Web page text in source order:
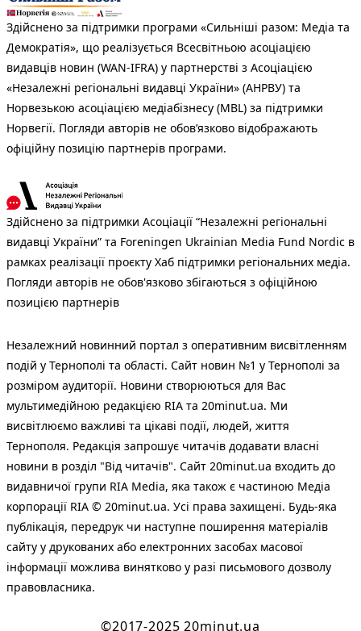
Здійснено за підтримки програми «Сильніші разом: Медіа та
Демократія», що реалізується Всесвітньою асоціацією
видавців новин (WAN-IFRA) у партнерстві з Асоціацією
«Незалежні регіональні видавці України» (АНРВУ) та
Норвезькою асоціацією медіабізнесу (MBL) за підтримки
Норвегії. Погляди авторів не обов’язково відображають
офіційну позицію партнерів програми.
Здійснено за підтримки Асоціації “Незалежні регіональні
видавці України” та Foreningen Ukrainian Media Fund Nordic в
рамках реалізації проєкту Хаб підтримки регіональних медіа.
Погляди авторів не обов'язково збігаються з офіційною
позицією партнерів
Незалежний новинний портал з оперативним висвітленням
подій у Тернополі та області. Сайт новин №1 у Тернополі за
розміром аудиторії. Новини створюються для Вас
мультимедійною редакцією RIA та 20minut.ua. Ми
висвітлюємо важливі та цікаві події, людей, життя
Тернополя. Редакція запрошує читачів додавати власні
новини в розділ "Від читачів". Сайт 20minut.ua входить до
видавничої групи RIA Media, яка також є частиною Медіа
корпорації RIA © 20minut.ua. Усі права захищені. Будь-яка
публiкацiя, передрук чи наступне поширення матеріалів
сайту у друкованих або електронних засобах масової
інформації можлива винятково у разі письмового дозволу
правовласника.
©2017-2025 20minut.ua